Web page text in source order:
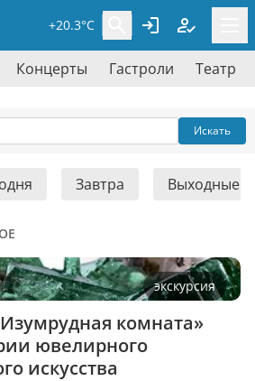
+20.3°C
Концерты Гастроли Театр
Искать
Завтра Выходные
экскурсия
комната»
ювелирного
искусства